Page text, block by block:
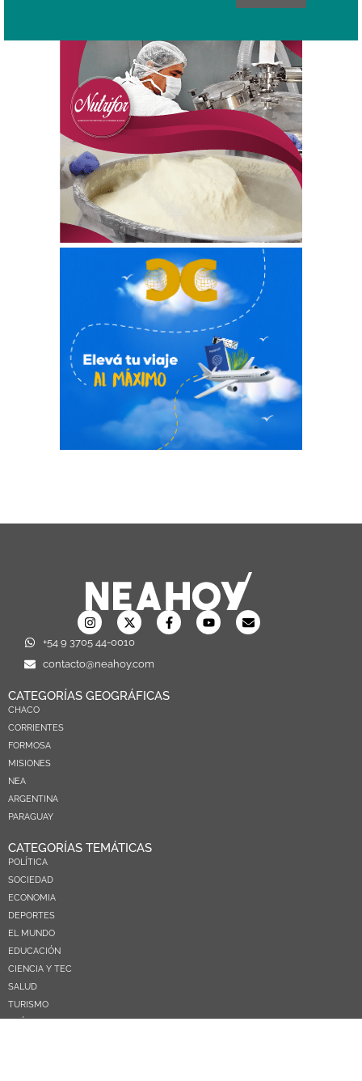
+54 9 3705 44-0010
contacto@neahoy.com
CATEGORÍAS GEOGRÁFICAS
CHACO
CORRIENTES
FORMOSA
MISIONES
NEA
ARGENTINA
PARAGUAY
CATEGORÍAS TEMÁTICAS
POLÍTICA
SOCIEDAD
ECONOMIA
DEPORTES
EL MUNDO
EDUCACIÓN
CIENCIA Y TEC
SALUD
TURISMO